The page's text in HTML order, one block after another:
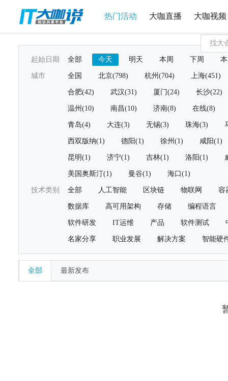
热门活动 大咖直播 大咖视频
起始日期 全部 今天 明天 本周 下周
城市 全国 北京(798) 杭州(704) 上海(451)
合肥(42) 武汉(31) 厦门(24) 长沙(22)
温州(10) 南昌(10) 济南(8) 在线(8)
青岛(4) 大连(3) 无锡(3) 珠海(3)
西双版纳(1) 德阳(1) 徐州(1) 咸阳(1)
昆明(1) 济宁(1) 吉林(1) 洛阳(1)
美国奥斯汀(1) 曼谷(1) 海口(1)
技术类别 全部 人工智能 区块链 物联网 容
数据库 高可用架构 存储 编程语言
软件研发 IT运维 产品 软件测试
名家分享 职业发展 解决方案 智能硬
全部 最新发布